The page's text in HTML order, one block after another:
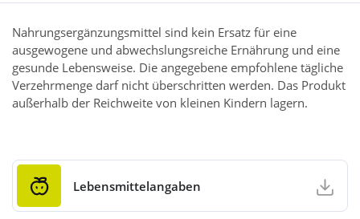
Nahrungsergänzungsmittel sind kein Ersatz für eine
ausgewogene und abwechslungsreiche Ernährung und eine
gesunde Lebensweise. Die angegebene empfohlene tägliche
Verzehrmenge darf nicht überschritten werden. Das Produkt
außerhalb der Reichweite von kleinen Kindern lagern.
Lebensmittelangaben